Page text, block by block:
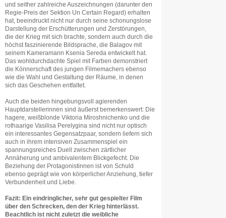
und seither zahlreiche Auszeichnungen (darunter den
Regie-Preis der Sektion Un Certain Regard) erhalten
hat, beeindruckt nicht nur durch seine schonungslose
Darstellung der Erschütterungen und Zerstörungen,
die der Krieg mit sich brachte, sondern auch durch die
höchst faszinierende Bildsprache, die Balagov mit
seinem Kameramann Ksenia Sereda entwickelt hat.
Das wohldurchdachte Spiel mit Farben demonstriert
die Könnerschaft des jungen Filmemachers ebenso
wie die Wahl und Gestaltung der Räume, in denen
sich das Geschehen entfaltet.
Auch die beiden hingebungsvoll agierenden
Hauptdarstellerinnen sind äußerst bemerkenswert: Die
hagere, weißblonde Viktoria Miroshnichenko und die
rothaarige Vasilisa Perelygina sind nicht nur optisch
ein interessantes Gegensatzpaar, sondern liefern sich
auch in ihrem intensiven Zusammenspiel ein
spannungsreiches Duell zwischen zärtlicher
Annäherung und ambivalentem Blickgefecht. Die
Beziehung der Protagonistinnen ist von Schuld
ebenso geprägt wie von körperlicher Anziehung, tiefer
Verbundenheit und Liebe.
Fazit: Ein eindringlicher, sehr gut gespielter Film
über den Schrecken, den der Krieg hinterlässt.
Beachtlich ist nicht zuletzt die weibliche